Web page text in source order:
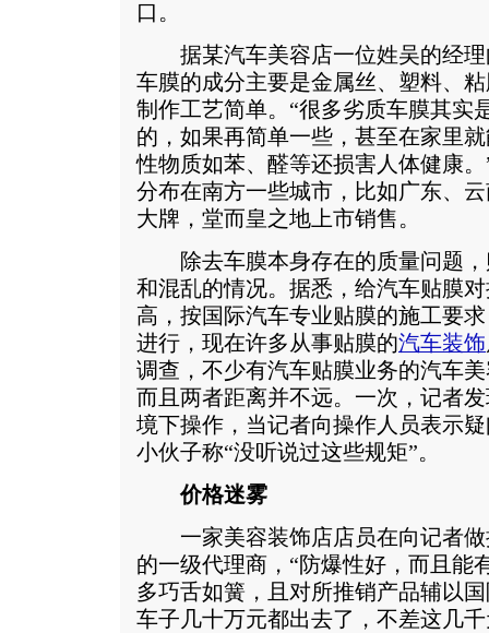
口。
据某汽车美容店一位姓吴的经理
车膜的成分主要是金属丝、塑料、
制作工艺简单。“很多劣质车膜其实
的，如果再简单一些，甚至在家里
性物质如苯、醛等还损害人体健康
分布在南方一些城市，比如广东、
大牌，堂而皇之地上市销售。
除去车膜本身存在的质量问题，
和混乱的情况。据悉，给汽车贴膜
高，按国际汽车专业贴膜的施工要
进行，现在许多从事贴膜的汽车装饰
调查，不少有汽车贴膜业务的汽车
而且两者距离并不远。一次，记者
境下操作，当记者向操作人员表示
小伙子称“没听说过这些规矩”。
价格迷雾
一家美容装饰店店员在向记者做
的一级代理商，“防爆性好，而且能
多巧舌如簧，且对所推销产品辅以
车子几十万元都出去了，不差这几